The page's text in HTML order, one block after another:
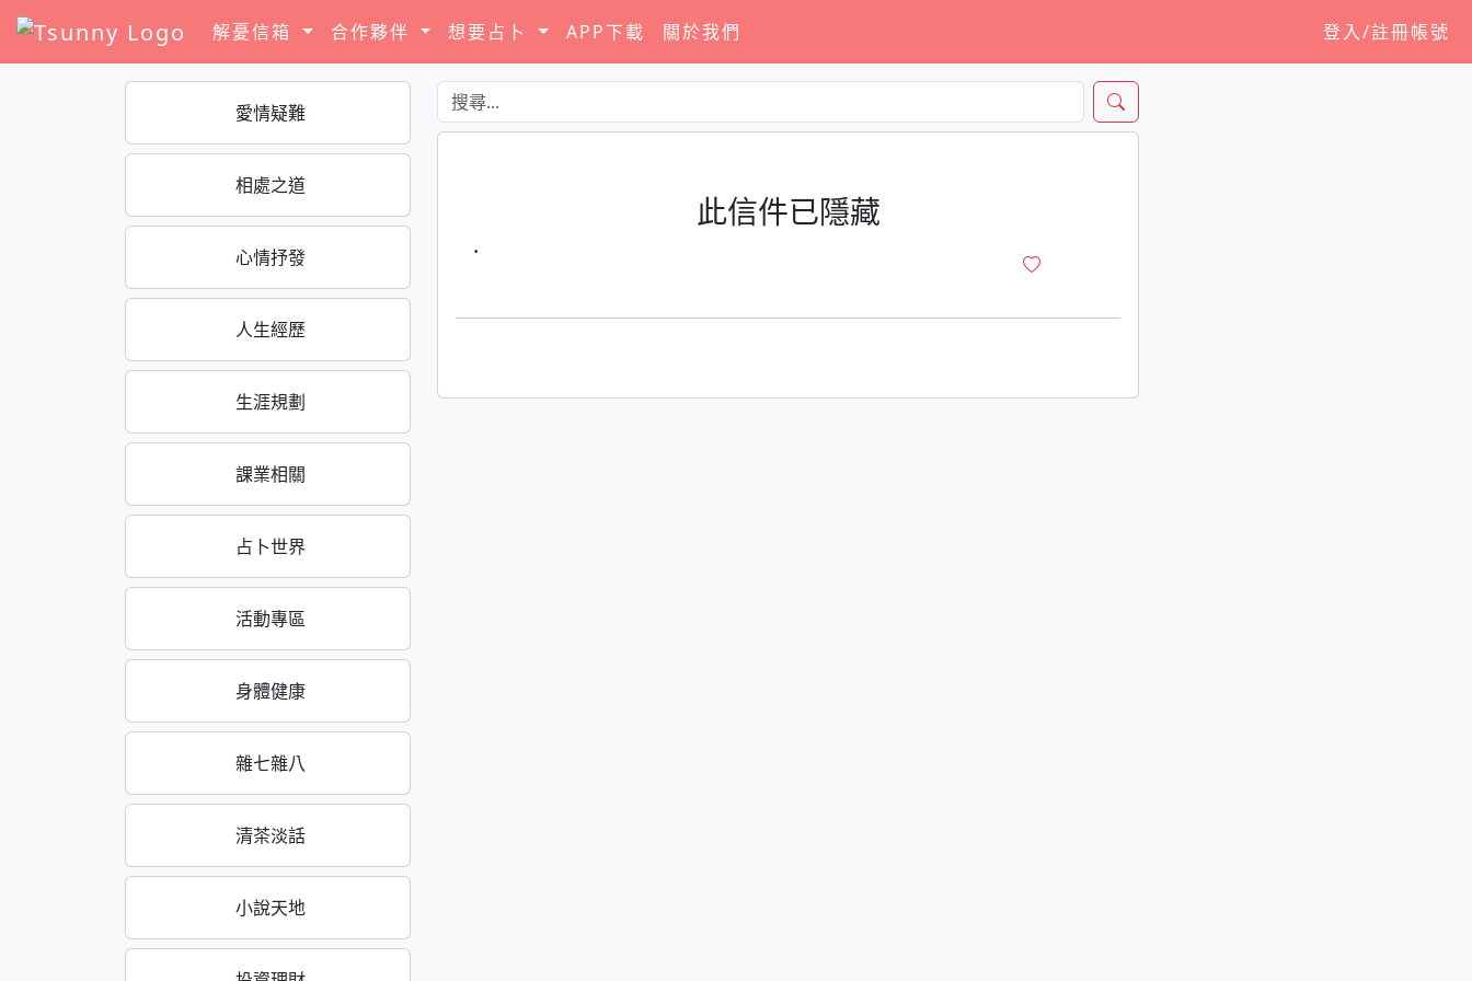
解憂信箱 合作夥伴 想要占卜 APP下載 關於我們 登入/註冊帳號
愛情疑難
相處之道
心情抒發
人生經歷
生涯規劃
課業相關
占卜世界
活動專區
身體健康
雜七雜八
清茶淡話
小說天地
此信件已隱藏
·